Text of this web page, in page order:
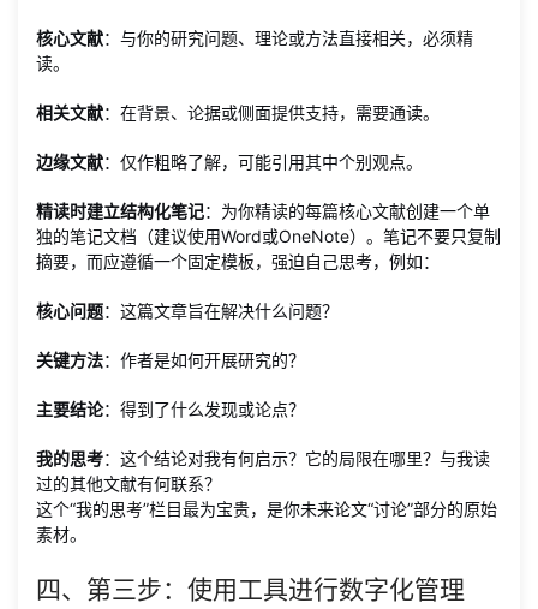
核心文献：与你的研究问题、理论或方法直接相关，必须精
读。
相关文献：在背景、论据或侧面提供支持，需要通读。
边缘文献：仅作粗略了解，可能引用其中个别观点。
精读时建立结构化笔记：为你精读的每篇核心文献创建一个单
独的笔记文档（建议使用Word或OneNote）。笔记不要只复制
摘要，而应遵循一个固定模板，强迫自己思考，例如：
核心问题：这篇文章旨在解决什么问题？
关键方法：作者是如何开展研究的？
主要结论：得到了什么发现或论点？
我的思考：这个结论对我有何启示？它的局限在哪里？与我读
过的其他文献有何联系？
这个“我的思考”栏目最为宝贵，是你未来论文“讨论”部分的原始
素材。
四、第三步：使用工具进行数字化管理